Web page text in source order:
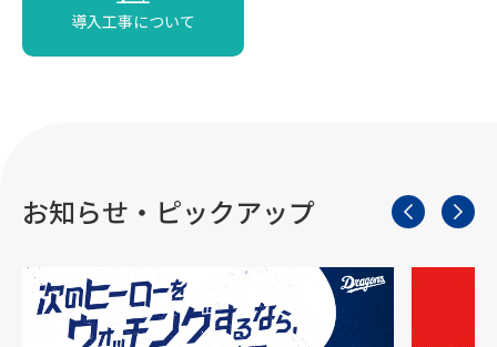
導入工事について
お知らせ・ピックアップ